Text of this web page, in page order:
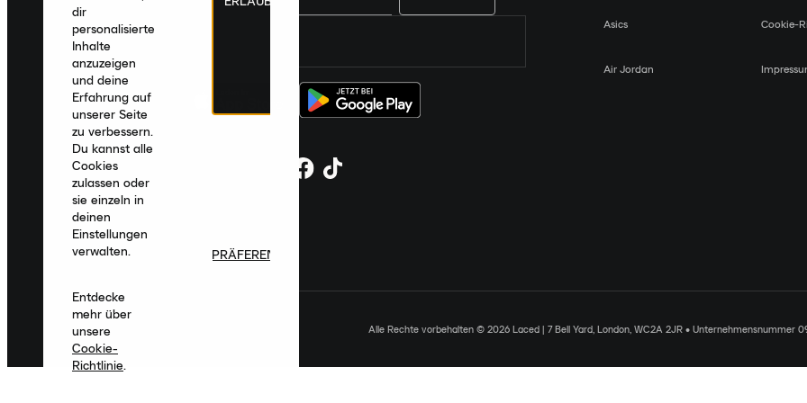
Asics
Air Jordan
Cookie-
Alle Rechte vorbehalten © 2026 Laced | 7 Bell Yard, London, WC2A 2JR • Unternehmensnummer
dir
personalisierte
Inhalte
anzuzeigen
und deine
Erfahrung auf
unserer Seite
zu verbessern.
Du kannst alle
Cookies
zulassen oder
sie einzeln in
deinen
Einstellungen
verwalten.
Entdecke
mehr über
unsere
Cookie-
Richtlinie.
PRÄFERENZEN